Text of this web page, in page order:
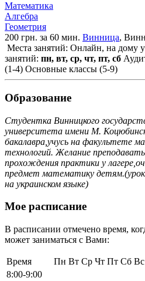
Математика
Алгебра
Геометрия
200 грн. за 60 мин. Винница,
Места занятий: Онлайн, на дому у
занятий: пн, вт, ср, чт, пт, сб
(1-4) Основные классы (5-9)
Образование
Студентка Винницкого
университета имени М.
бакалавра,учусь на факультете
технологий. Желание преподавать
прохождения практики у
предмет математику
на украинском языке)
Мое расписание
В расписании отмечено время,
может заниматься с Вами:
Время Пн Вт Ср Чт Пт Сб Вс
8:00-9:00